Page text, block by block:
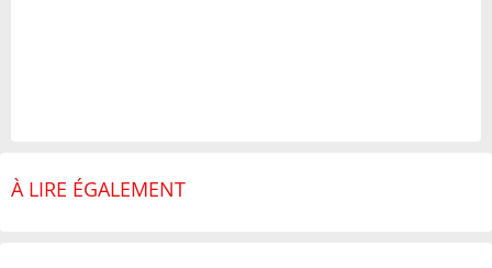
À LIRE ÉGALEMENT